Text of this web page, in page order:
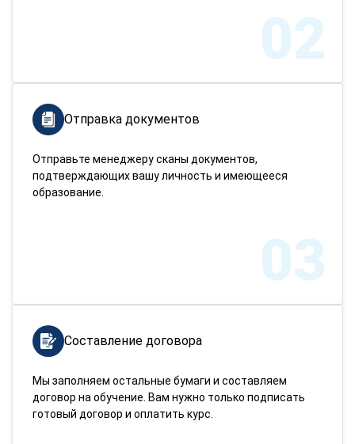
02
Отправка документов
Отправьте менеджеру сканы документов,
подтверждающих вашу личность и имеющееся
образование.
03
Составление договора
Мы заполняем остальные бумаги и составляем
договор на обучение. Вам нужно только подписать
готовый договор и оплатить курс.